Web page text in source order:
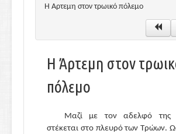
Η Άρτεμη στον τρωικό πόλεμο
Η Άρτεμη στον
πόλεμο
Μαζί με τον αδελφό της
στέκεται στο πλευρό των Τρώων.